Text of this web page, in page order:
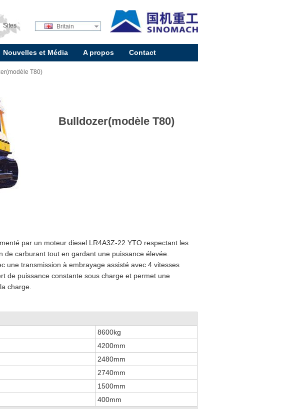
Sites Britain
Nouvelles et Média A propos Contact
T80)
Bulldozer(modèle T80)
par un moteur diesel LR4A3Z-22 YTO respectant les
carburant tout en gardant une puissance élevée.
une transmission à embrayage assisté avec 4 vitesses
de puissance constante sous charge et permet une
charge.
8600kg
4200mm
2480mm
2740mm
1500mm
400mm